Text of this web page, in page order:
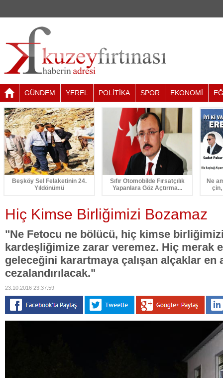
GÜNDEM YEREL POLİTİKA SPOR EKONOMİ
Beşköy Sel Felaketinin 24.
Yıldönümü
Sıfır Otomobilde Fırsatçılık
Yapanlara Göz Açtırma...
Ne
Hiç Kimse Birliğimizi Bozamaz
"Ne Fetocu ne bölücü, hiç kimse
kardeşliğimize zarar veremez. Hiç merak
geleceğini karartmaya çalışan alçaklar en
cezalandırılacak."
23.10.2016 23:37:59